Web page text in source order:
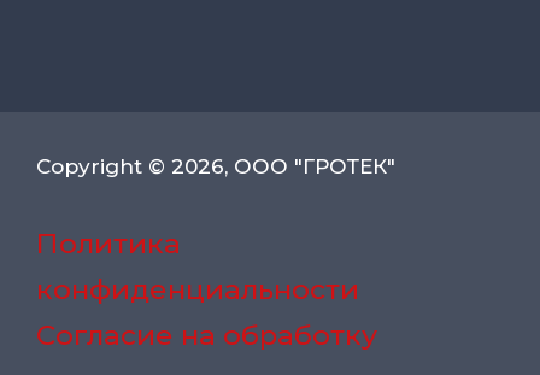
Copyright © 2026, ООО "ГРОТЕК"
Политика
конфиденциальности
Согласие на обработку